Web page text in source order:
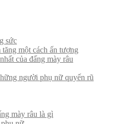
sức
một cách ấn tượng
của đấng mày râu
người phụ nữ quyến rũ
mày râu là gì